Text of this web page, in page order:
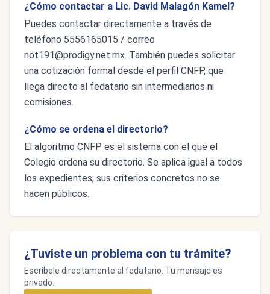
¿Cómo contactar a Lic. David Malagón Kamel?
Puedes contactar directamente a través de
teléfono 5556165015 / correo
not191@prodigy.net.mx. También puedes solicitar
una cotización formal desde el perfil CNFP, que
llega directo al fedatario sin intermediarios ni
comisiones.
¿Cómo se ordena el directorio?
El algoritmo CNFP es el sistema con el que el
Colegio ordena su directorio. Se aplica igual a todos
los expedientes; sus criterios concretos no se
hacen públicos.
¿Tuviste un problema con tu trámite?
Escríbele directamente al fedatario. Tu mensaje es
privado.